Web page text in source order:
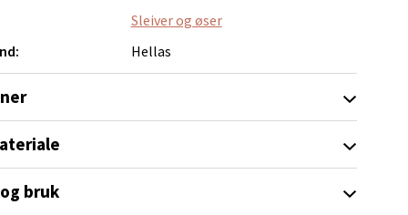
Sleiver og øser
Hellas
bruk